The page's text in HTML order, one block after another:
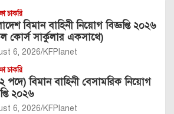
চাকরি
বিমান বাহিনী নিয়োগ বিজ্ঞপ্তি ২০২৬
কোর্স সার্কুলার একসাথে)
6, 2026 KFPlanet
চাকরি
পদে) বিমান বাহিনী বেসামরিক নিয়োগ
২০২৬
6, 2026 KFPlanet